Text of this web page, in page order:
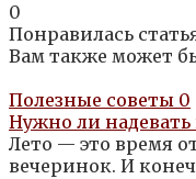
0
Понравилась
Вам также может
Полезные советы 0
Нужно ли
Лето — это время
вечеринок. И